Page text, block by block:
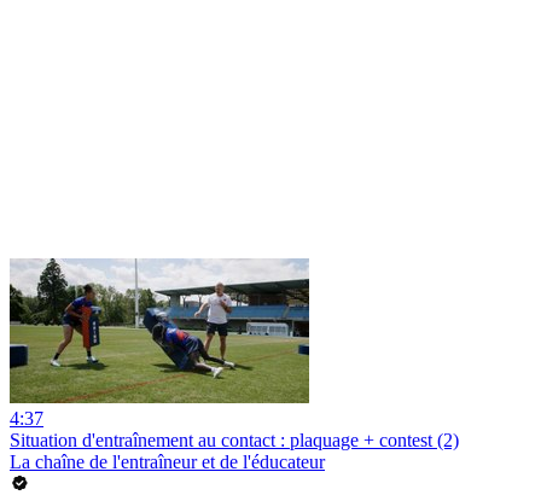
4:37
Situation d'entraînement au contact : plaquage + contest (2)
La chaîne de l'entraîneur et de l'éducateur